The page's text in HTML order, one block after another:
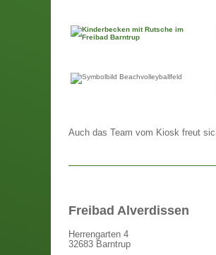
Auch das Team vom Kiosk freut
Freibad Alverdissen
Herrengarten 4
32683 Barntrup